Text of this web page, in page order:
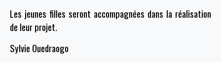
Les jeunes filles seront accompagnées dans la réalisation
de leur projet.
Sylvie Ouedraogo